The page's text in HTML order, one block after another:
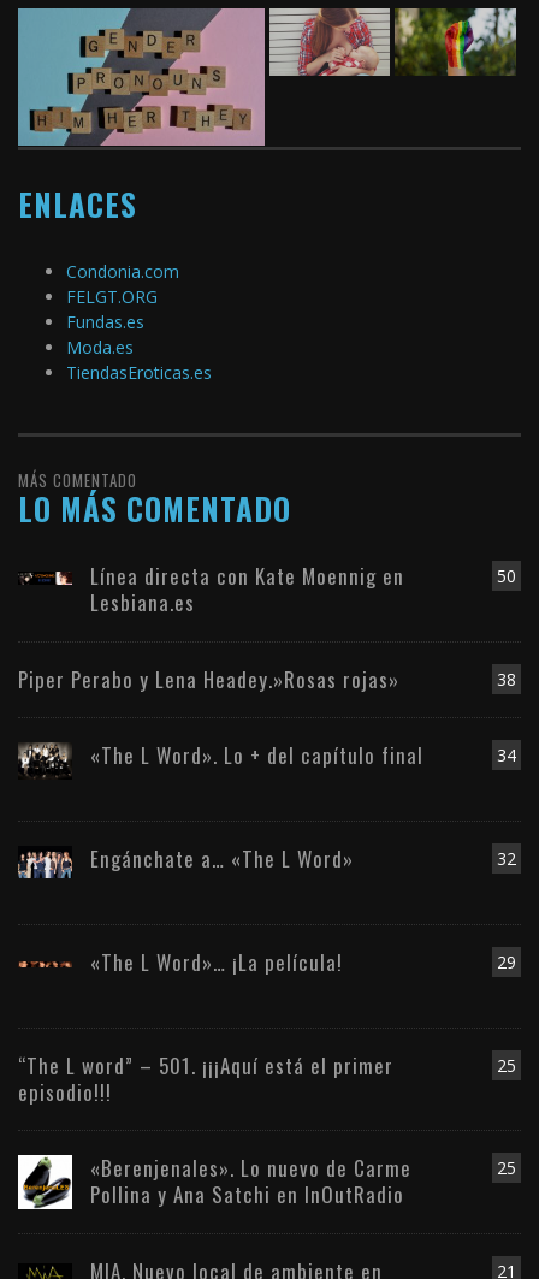
ENLACES
Condonia.com
FELGT.ORG
Fundas.es
Moda.es
TiendasEroticas.es
MÁS COMENTADO
LO MÁS COMENTADO
50
Línea directa con Kate Moennig en
Lesbiana.es
38
Piper Perabo y Lena Headey.»Rosas rojas»
34
«The L Word». Lo + del capítulo final
32
Engánchate a… «The L Word»
29
«The L Word»… ¡La película!
25
“The L word” – 501. ¡¡¡Aquí está el primer
episodio!!!
25
«Berenjenales». Lo nuevo de Carme
Pollina y Ana Satchi en InOutRadio
21
MIA. Nuevo local de ambiente en